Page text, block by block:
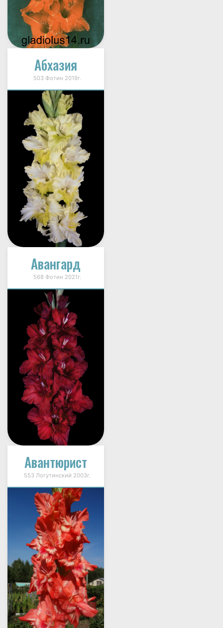
Абхазия
503 Фотин 2019г.
Авангард
568 Фотин 2021г.
Авантюрист
553 Логутинский 2003г.